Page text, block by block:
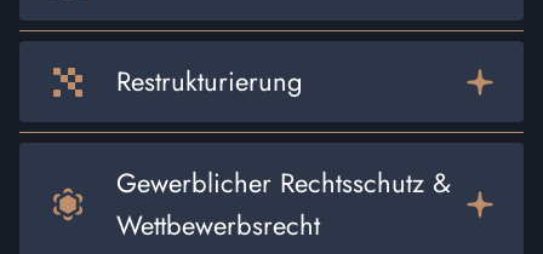
Restrukturierung
Gewerblicher Rechtsschutz &
Wettbewerbsrecht